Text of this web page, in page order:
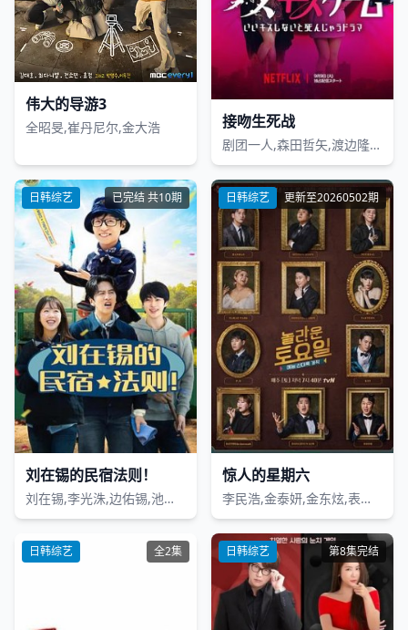
伟大的导游3
全昭旻,崔丹尼尔,金大浩 接吻生死战
剧团一人,森田哲矢,渡边隆,野田水晶,岛佐和也,ぐんぴぃ,矢作兼,山里亮太,池田美优,宫野真守,竹财辉之助,桥本润,结木滉星,野间口彻,八岛智人,寺岛进,西冈德马,八木奈奈,橘玛丽,金松季步,塔乃花铃,葵伊吹,纱仓真菜,月乃露娜,MINAMO
日韩综艺 已完结 共10期
刘在锡的民宿法则！
刘在锡,李光洙,边佑锡,池艺恩,李孝利,李尚顺
日韩综艺 更新至20260502期
惊人的星期六
李民浩,金泰妍,金东炫,表志勋,李俊永,禹智皓
日韩综艺 全2集 日韩综艺 第8集完结